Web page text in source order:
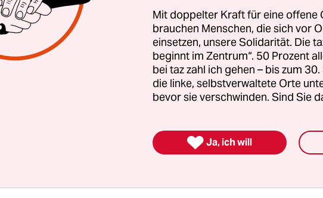
Guinness-Buch der Rekorde. Die ersten 45 Minuten seien
anstrengend gewesen, sagte er anschließend. Aber
vergeistigt gewesen.
Mit doppelter Kraft für eine offene
brauchen Menschen, die sich vor
einsetzen, unsere Solidarität. Die
beginnt im Zentrum“. 50 Prozent
bei taz zahl ich gehen – bis zum
die linke, selbstverwaltete Orte
bevor sie verschwinden. Sind Sie
 Ja, ich will